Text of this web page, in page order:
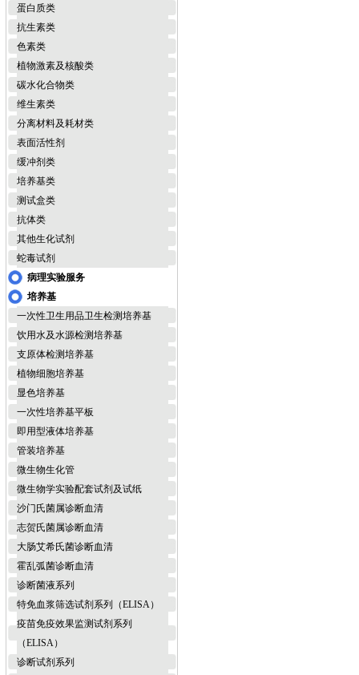
蛋白质类
抗生素类
色素类
植物激素及核酸类
碳水化合物类
维生素类
分离材料及耗材类
表面活性剂
缓冲剂类
培养基类
测试盒类
抗体类
其他生化试剂
蛇毒试剂
病理实验服务
培养基
一次性卫生用品卫生检测培养基
饮用水及水源检测培养基
支原体检测培养基
植物细胞培养基
显色培养基
一次性培养基平板
即用型液体培养基
管装培养基
微生物生化管
微生物学实验配套试剂及试纸
沙门氏菌属诊断血清
志贺氏菌属诊断血清
大肠艾希氏菌诊断血清
霍乱弧菌诊断血清
诊断菌液系列
特免血浆筛选试剂系列（ELISA）
疫苗免疫效果监测试剂系列
（ELISA）
诊断试剂系列